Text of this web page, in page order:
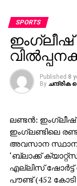
SPORTS
ഇംഗ്ലീഷ്
Published 8
By
ലണ്ടന്‍: ഇംഗ്ലീഷ്
ഇംഗ്ലണ്ടിലെ
അവസാന
‘ബ്ലാക്ക്
എല്ലിസ് ഷോര്‍ട്ട്
പൗണ്ട് (452